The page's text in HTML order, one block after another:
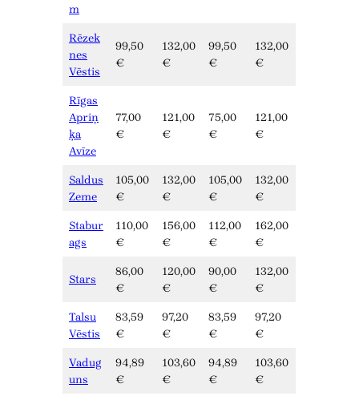
m
Rēzek
nes
Vēstis
99,50
€
132,00
€
99,50
€
132,00
€
Rīgas
Apriņ
ķa
Avīze
77,00
€
121,00
€
75,00
€
121,00
€
Saldus
Zeme
105,00
€
132,00
€
105,00
€
132,00
€
Stabur
ags
110,00
€
156,00
€
112,00
€
162,00
€
Stars
86,00
€
120,00
€
90,00
€
132,00
€
Talsu
Vēstis
83,59
€
97,20
€
83,59
€
97,20
€
Vadug
uns
94,89
€
103,60
€
94,89
€
103,60
€